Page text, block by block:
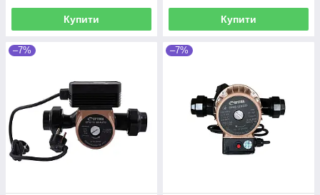
Купити Купити
–7% –7%